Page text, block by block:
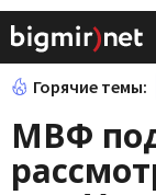
Горячие темы:
МВФ